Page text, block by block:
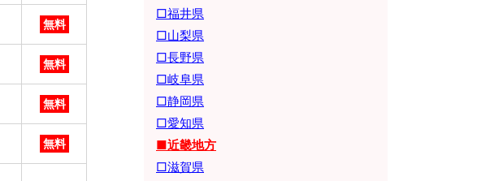
無料
無料
無料
無料
□福井県
□山梨県
□長野県
□岐阜県
□静岡県
□愛知県
■近畿地方
□滋賀県